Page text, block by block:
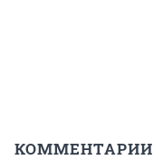
КОММЕНТАРИИ